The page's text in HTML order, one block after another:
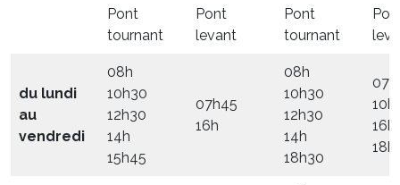
Pont
tournant
Pont
levant
Pont
tournant
du lundi
au
vendredi
08h
10h30
12h30
14h
15h45
07h45
16h
08h
10h30
12h30
14h
18h30